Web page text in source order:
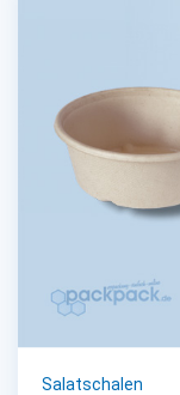
Salatschalen